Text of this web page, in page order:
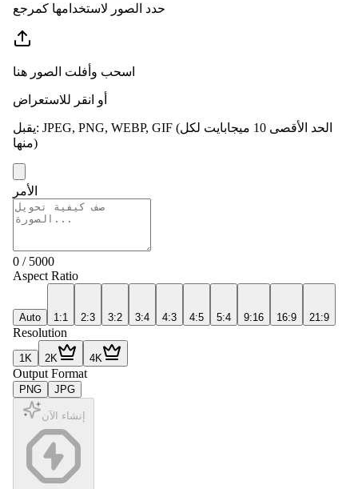
حدد الصور لاستخدامها كمرجع
اسحب وأفلت الصور هنا
أو انقر للاستعراض
يقبل: JPEG, PNG, WEBP, GIF (الحد الأقصى 10 ميجابايت لكل
منها)
الأمر
0 / 5000
Aspect Ratio
Auto 1:1 2:3 3:2 3:4 4:3 4:5 5:4 9:16 16:9 21:9
Resolution
1K 2K 4K
Output Format
PNG JPG
إنشاء الآن